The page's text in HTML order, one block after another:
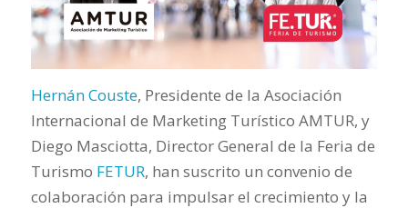
Hernán Couste, Presidente de la Asociación
Internacional de Marketing Turístico AMTUR, y
Diego Masciotta, Director General de la Feria de
Turismo FETUR, han suscrito un convenio de
colaboración para impulsar el crecimiento y la